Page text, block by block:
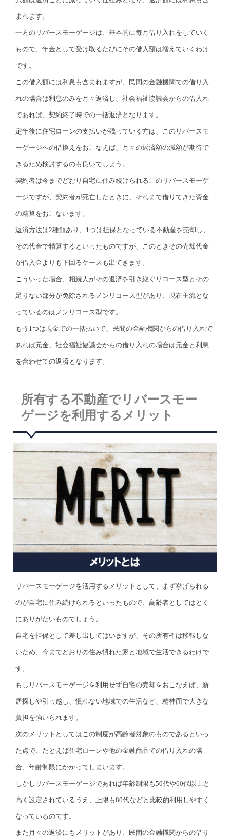
まれます。
一方のリバースモーゲージは、基本的に毎月借り入れをしていく
もので、年金として受け取るたびにその借入額は増えていくわけ
です。
この借入額には利息も含まれますが、民間の金融機関での借り入
れの場合は利息のみを月々返済し、社会福祉協議会からの借入れ
であれば、契約終了時での一括返済となります。
定年後に住宅ローンの支払いが残っている方は、このリバースモ
ーゲージへの借換えをおこなえば、月々の返済額の減額が期待で
きるため検討するのも良いでしょう。
契約者は今までどおり自宅に住み続けられるこのリバースモーゲ
ージですが、契約者が死亡したときに、それまで借りてきた資金
の精算をおこないます。
返済方法は2種類あり、1つは担保となっている不動産を売却し、
その代金で精算するといったものですが、このときその売却代金
が借入金よりも下回るケースも出てきます。
こういった場合、相続人がその返済を引き継ぐリコース型とその
足りない部分が免除されるノンリコース型があり、現在主流とな
っているのはノンリコース型です。
もう1つは現金での一括払いで、民間の金融機関からの借り入れで
あれば元金、社会福祉協議会からの借り入れの場合は元金と利息
を合わせての返済となります。
所有する不動産でリバースモー
ゲージを利用するメリット
リバースモーゲージを活用するメリットとして、まず挙げられる
のが自宅に住み続けられるといったもので、高齢者としてはとく
にありがたいものでしょう。
自宅を担保として差し出してはいますが、その所有権は移転しな
いため、今までどおりの住み慣れた家と地域で生活できるわけで
す。
もしリバースモーゲージを利用せず自宅の売却をおこなえば、新
居探しや引っ越し、慣れない地域での生活など、精神面で大きな
負担を強いられます。
次のメリットとしてはこの制度が高齢者対象のものであるといっ
た点で、たとえば住宅ローンや他の金融商品での借り入れの場
合、年齢制限にかかってしまいます。
しかしリバースモーゲージであれば年齢制限も50代や60代以上と
高く設定されているうえ、上限も80代などと比較的利用しやすく
なっているのです。
また月々の返済にもメリットがあり、民間の金融機関からの借り